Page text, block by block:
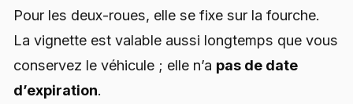
Pour les deux-roues, elle se fixe sur la fourche.
La vignette est valable aussi longtemps que vous
conservez le véhicule ; elle n’a pas de date
d’expiration.